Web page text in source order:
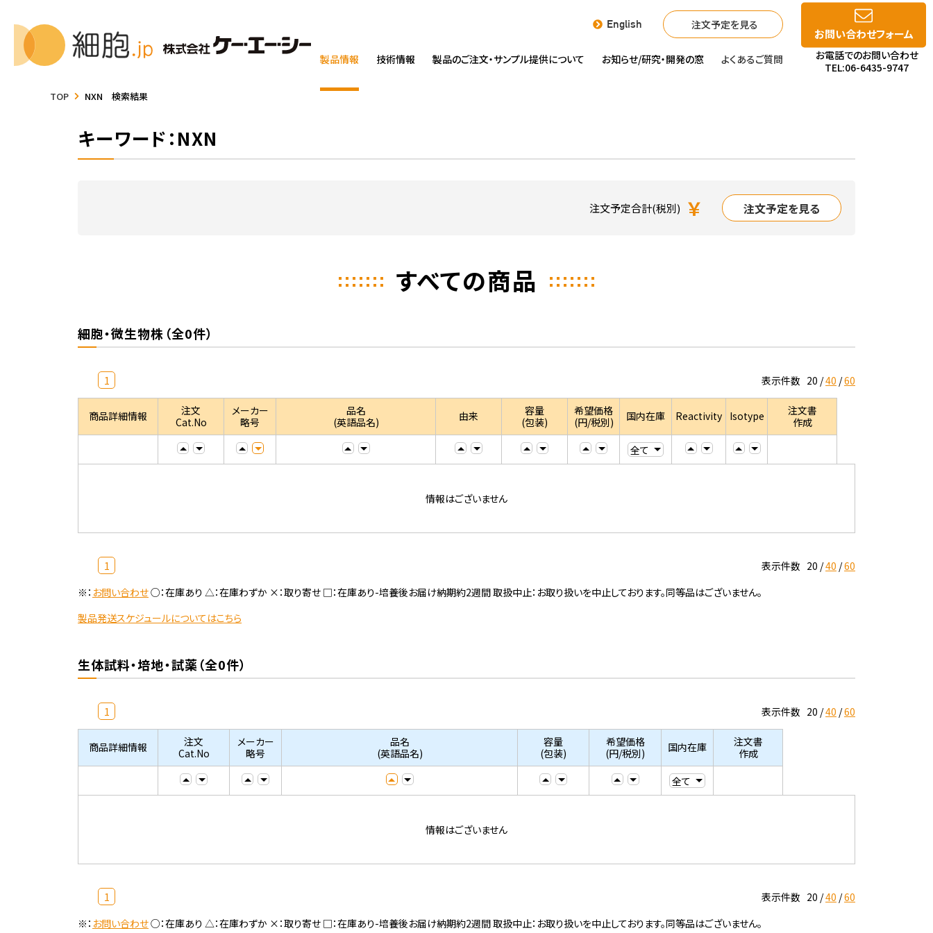
English 注文予定を見る
製品情報 技術情報 製品のご注文・サンプル提供について お知らせ/研究・開発の窓 よくあるご質問
お問い合わせフォーム
お電話でのお問い合わせ
TEL:06-6435-9747
TOP NXN 検索結果
キーワード：NXN
注文予定合計(税別) ￥ 注文予定を見る
すべての商品
細胞・微生物株（全0件）
1 表示件数 20 40 60
商品詳細情報
注文
Cat.No
メーカー
略号
品名
(英語品名)
由来
容量
(包装)
希望価格
(円/税別)
国内在庫 Reactivity Isotype
注文書
作成
情報はございません
1 表示件数 20 40 60
※： お問い合わせ○：在庫あり △：在庫わずか ×：取り寄せ □：在庫あり-培養後お届け納期約2週間 取扱中止：お取り扱いを中止しております。同等品はございません。
製品発送スケジュールについてはこちら
生体試料・培地・試薬（全0件）
1 表示件数 20 40 60
商品詳細情報
注文
Cat.No
メーカー
略号
品名
(英語品名)
容量
(包装)
希望価格
(円/税別)
国内在庫
注文書
作成
情報はございません
1 表示件数 20 40 60
※： お問い合わせ○：在庫あり △：在庫わずか ×：取り寄せ □：在庫あり-培養後お届け納期約2週間 取扱中止：お取り扱いを中止しております。同等品はございません。